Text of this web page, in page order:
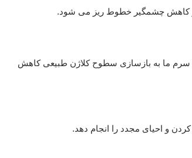
5 درصد: کلاژن، یک پروتئین ساختاری اولیه در پوست است که خاصیت ارتجاعی و انعطاف پذیری پوست جوان را فراهم می کند. با غلظت سخاوتمندانه 5٪، سرم ما به بازسازی سطوح کلاژن طبیعی کاهش
و احیای مجدد را انجام دهد.